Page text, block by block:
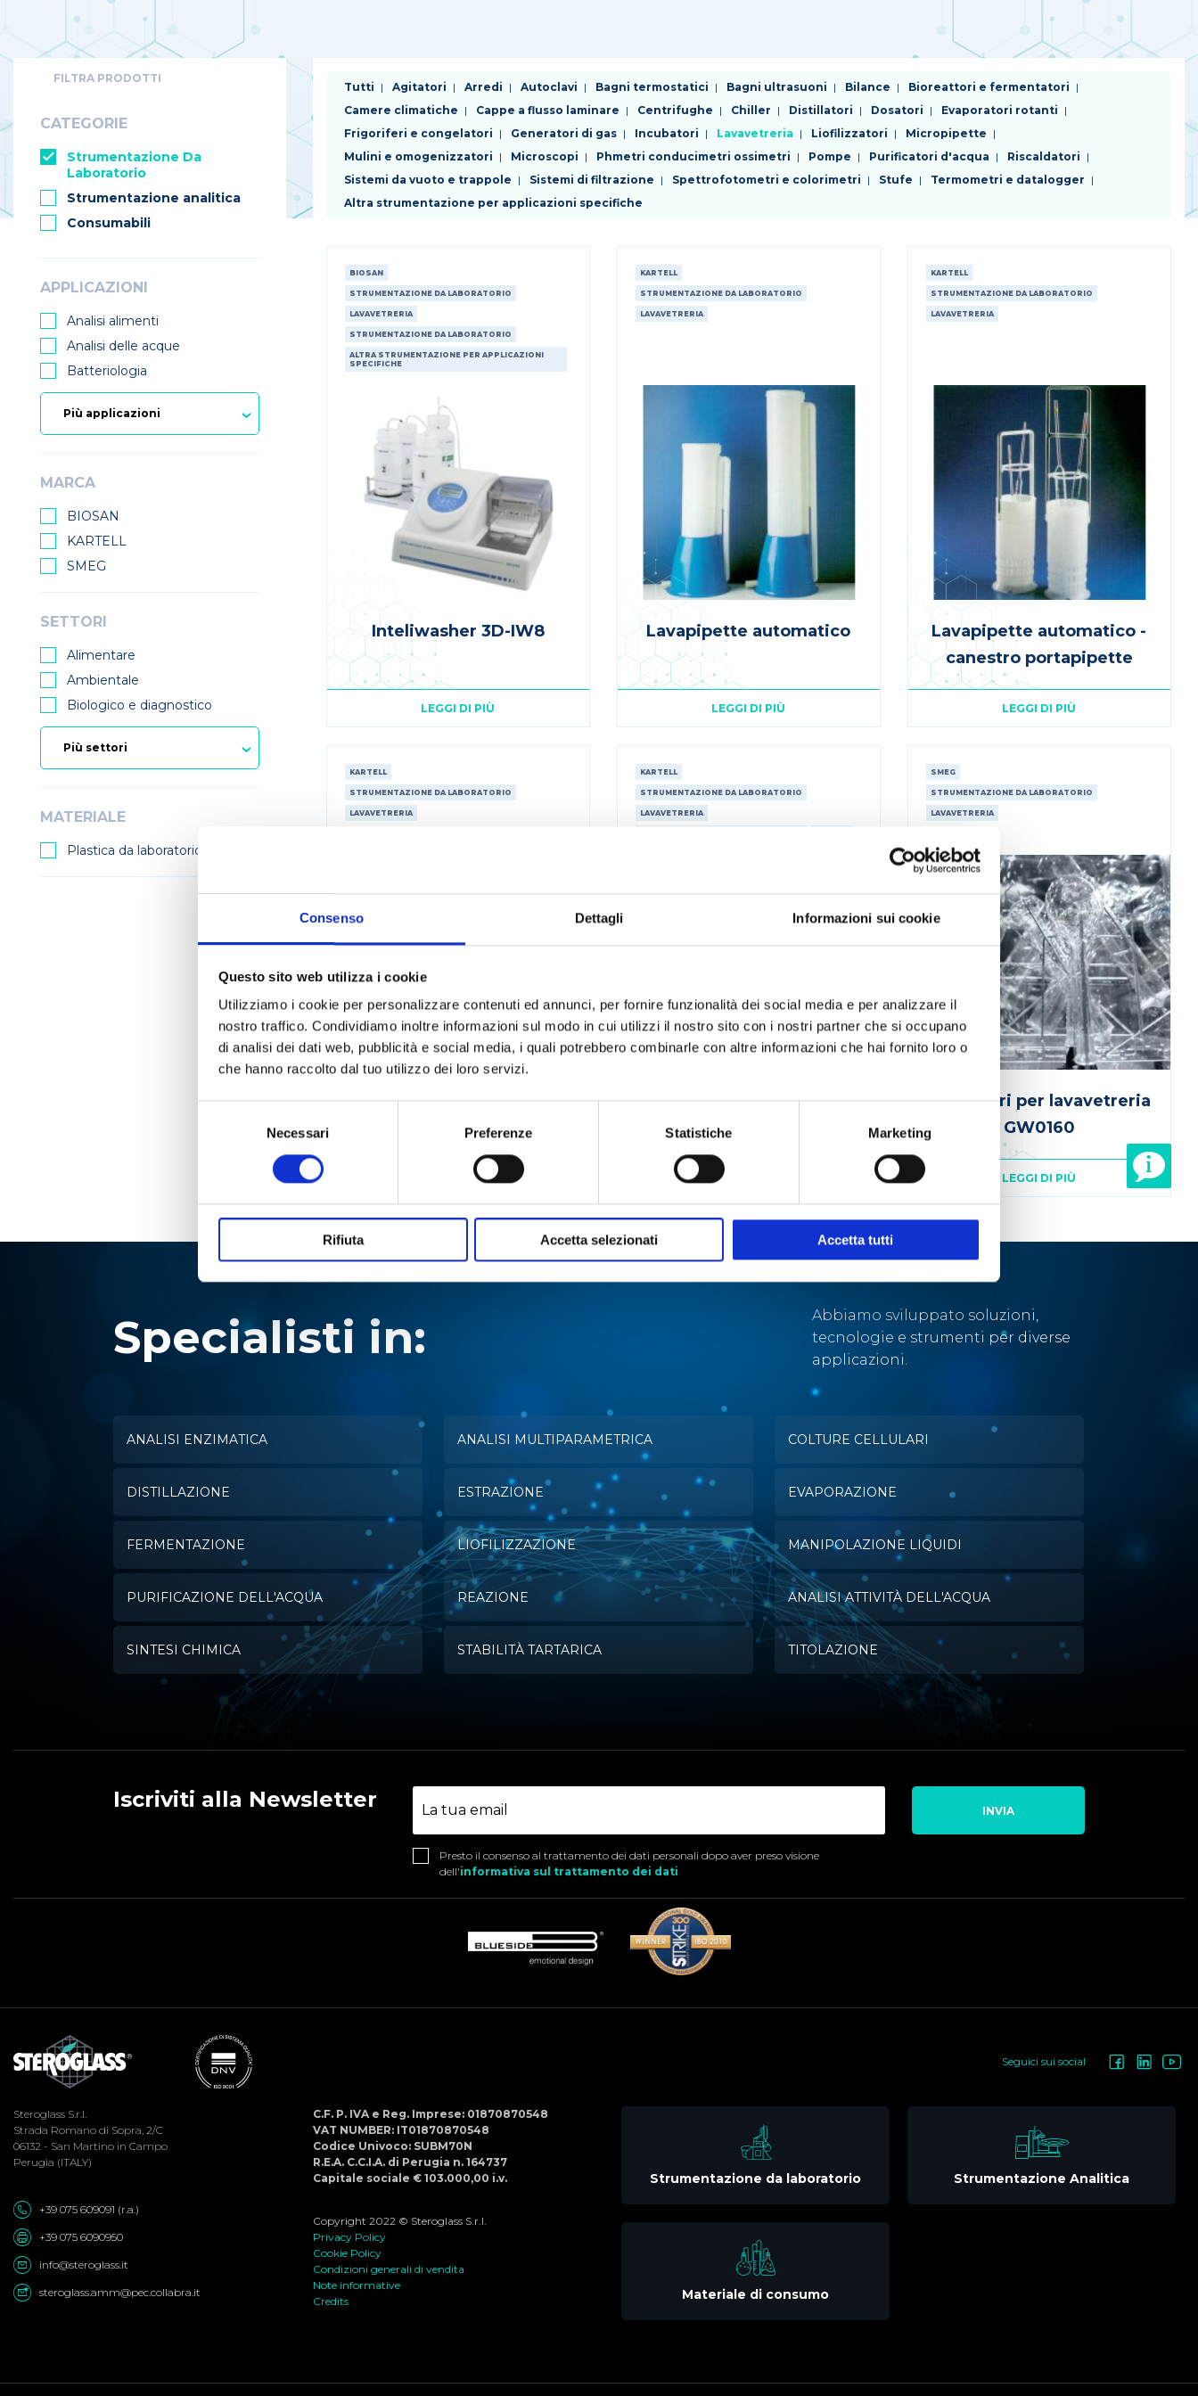
Consenso Dettagli Informazioni sui cookie
Questo sito web utilizza i cookie
Utilizziamo i cookie per personalizzare contenuti ed annunci, per fornire funzionalità dei social media e per analizzare il
nostro traffico. Condividiamo inoltre informazioni sul modo in cui utilizzi il nostro sito con i nostri partner che si occupano
di analisi dei dati web, pubblicità e social media, i quali potrebbero combinarle con altre informazioni che hai fornito loro o
che hanno raccolto dal tuo utilizzo dei loro servizi.
Necessari Preferenze Statistiche Marketing
Rifiuta Accetta selezionati Accetta tutti
FILTRA PRODOTTI
CATEGORIE
Strumentazione Da
Laboratorio
Strumentazione analitica
Consumabili
APPLICAZIONI
Analisi alimenti
Analisi delle acque
Batteriologia
MARCA
BIOSAN
KARTELL
SMEG
SETTORI
Alimentare
Ambientale
Biologico e diagnostico
MATERIALE
Plastica da laboratorio
Tutti Agitatori Arredi Autoclavi Bagni termostatici Bagni ultrasuoni Bilance
Bioreattori e fermentatori
Camere climatiche
Cappe a flusso laminare Centrifughe Chiller Distillatori Dosatori
Evaporatori rotanti
Frigoriferi e congelatori
Generatori di gas Incubatori Lavavetreria Liofilizzatori
Micropipette
Mulini e omogenizzatori
Microscopi Phmetri conducimetri ossimetri Pompe Purificatori d'acqua
Riscaldatori
Sistemi da vuoto e trappole
Sistemi di filtrazione Spettrofotometri e colorimetri Stufe
Termometri e datalogger
Altra strumentazione per applicazioni specifiche
BIOSAN
STRUMENTAZIONE DA LABORATORIO
LAVAVETRERIA
STRUMENTAZIONE DA LABORATORIO
ALTRA STRUMENTAZIONE PER APPLICAZIONI
SPECIFICHE
Inteliwasher 3D-IW8
LEGGI DI PIÙ
KARTELL
STRUMENTAZIONE DA LABORATORIO
LAVAVETRERIA
Lavapipette automatico
LEGGI DI PIÙ
KARTELL
STRUMENTAZIONE DA LABORATORIO
LAVAVETRERIA
Lavapipette automatico -
canestro portapipette
LEGGI DI PIÙ
KARTELL
STRUMENTAZIONE DA LABORATORIO
LAVAVETRERIA
Lavapipette automatico -
contenitore per pipette
LEGGI DI PIÙ
KARTELL
STRUMENTAZIONE DA LABORATORIO
LAVAVETRERIA
Scolavetreria - pioli per
provette
LEGGI DI PIÙ
SMEG
STRUMENTAZIONE DA LABORATORIO
LAVAVETRERIA
Accessori per lavavetreria
GW0160
LEGGI DI PIÙ
Specialisti in:
Abbiamo sviluppato soluzioni,
tecnologie e strumenti per diverse
applicazioni.
ANALISI ENZIMATICA ANALISI MULTIPARAMETRICA COLTURE CELLULARI
DISTILLAZIONE ESTRAZIONE EVAPORAZIONE
FERMENTAZIONE LIOFILIZZAZIONE MANIPOLAZIONE LIQUIDI
PURIFICAZIONE DELL'ACQUA REAZIONE ANALISI ATTIVITÀ DELL'ACQUA
SINTESI CHIMICA STABILITÀ TARTARICA TITOLAZIONE
Iscriviti alla Newsletter
Presto il consenso al trattamento dei dati personali dopo aver preso visione
dell'informativa sul trattamento dei dati
INVIA
Menu
Seguici sui social
Steroglass S.r.l.
Strada Romano di Sopra, 2/C
06132 - San Martino in Campo
Perugia (ITALY)
+39 075 609091 (r.a.)
+39 075 6090950
info@steroglass.it
steroglass.amm@pec.collabra.it
C.F. P. IVA e Reg. Imprese: 01870870548
VAT NUMBER: IT01870870548
Codice Univoco: SUBM70N
R.E.A. C.C.I.A. di Perugia n. 164737
Capitale sociale € 103.000,00 i.v.
Copyright 2022 © Steroglass S.r.l.
Privacy Policy
Cookie Policy
Condizioni generali di vendita
Note informative
Credits
Strumentazione da laboratorio Strumentazione Analitica
Materiale di consumo